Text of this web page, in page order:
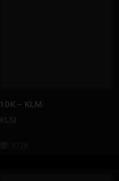
10K – KLM